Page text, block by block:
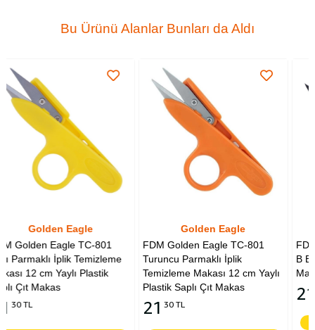
Bu Ürünü Alanlar Bunları da Aldı
Golden Eagle
FDM Golden Eagle TC-801
Turuncu Parmaklı İplik
Temizleme Makası 12 cm Yaylı
Plastik Saplı Çıt Makas
Golden Eagle
FDM | Golden Eagle |
B Bakalit | İplik Temizleme
Makası
2131 TL